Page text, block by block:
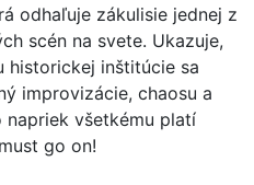
odhaľuje zákulisie jednej z
scén na svete. Ukazuje,
historickej inštitúcie sa
improvizácie, chaosu a
napriek všetkému platí
go on!